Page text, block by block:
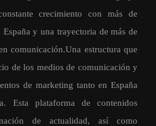
crecimiento con más de
y una trayectoria de más de
comunicación.Una estructura que
de los medios de comunicación y
de marketing tanto en España
Esta plataforma de contenidos
de actualidad, así como